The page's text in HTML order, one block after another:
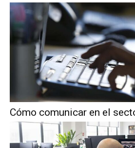
Cómo comunicar en el